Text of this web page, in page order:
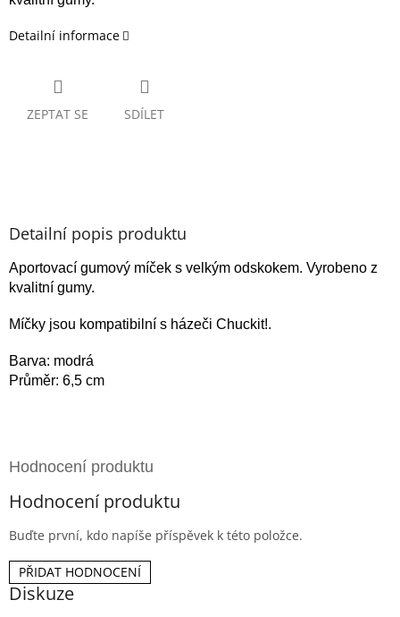
Detailní informace
ZEPTAT SE SDÍLET
Detailní popis produktu
Aportovací gumový míček s velkým odskokem. Vyrobeno z
kvalitní gumy.
Míčky jsou kompatibilní s házeči Chuckit!.
Barva: modrá
Průměr: 6,5 cm
Hodnocení produktu
Buďte první, kdo napíše příspěvek k této položce.
PŘIDAT HODNOCENÍ
Diskuze